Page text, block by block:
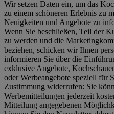
Wir setzen Daten ein, um das
zu einem schöneren Erlebnis zu
Neuigkeiten und Angebote zu
Wenn Sie beschließen, Teil der
zu werden und die
beziehen, schicken wir Ihnen
informieren Sie über die
exklusive Angebote,
oder Werbeangebote speziell für
Zustimmung widerrufen: Sie
Werbemitteilungen jederzeit
Mitteilung angegebenen